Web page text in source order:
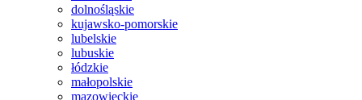
dolnośląskie
kujawsko-pomorskie
lubelskie
lubuskie
łódzkie
małopolskie
mazowieckie